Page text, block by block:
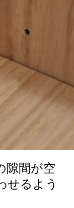
隙間が空
せるよう